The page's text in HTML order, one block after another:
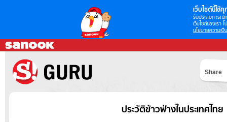
เว็บไซต์นี้ใช้คุ
รับประสบการณ์
เว็บไซต์ของเรา
นโยบายความเป็
Share
ประวัติข้าวฟ่างในประเทศไทย